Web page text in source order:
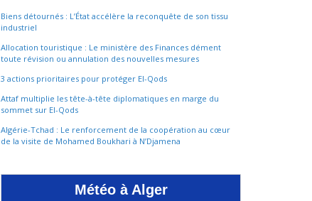
Biens détournés : L’État accélère la reconquête de son tissu
industriel
Allocation touristique : Le ministère des Finances dément
toute révision ou annulation des nouvelles mesures
3 actions prioritaires pour protéger El-Qods
Attaf multiplie les tête-à-tête diplomatiques en marge du
sommet sur El-Qods
Algérie-Tchad : Le renforcement de la coopération au cœur
de la visite de Mohamed Boukhari à N’Djamena
Météo à Alger